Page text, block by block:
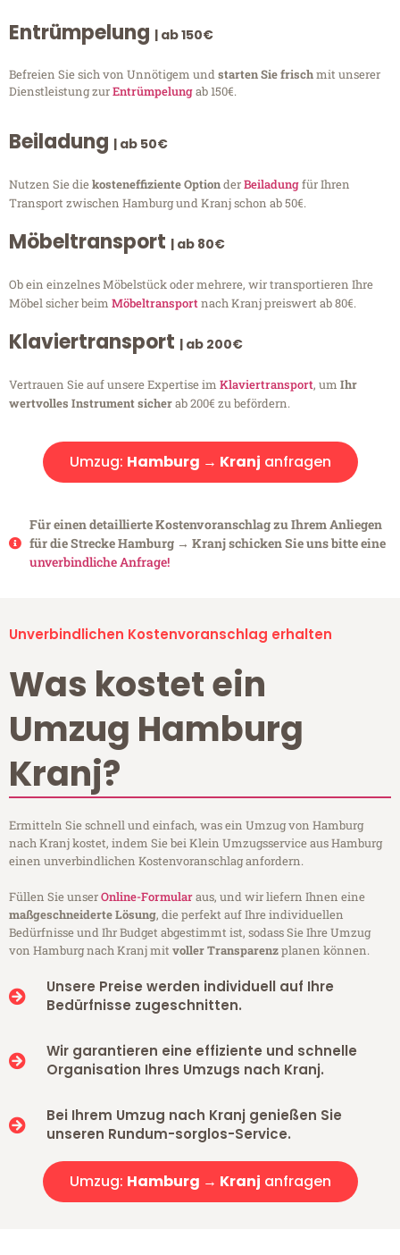
Entrümpelung | ab 150€
Befreien Sie sich von Unnötigem undstarten Sie frischmit unserer
Dienstleistung zurEntrümpelungab 150€.
Beiladung | ab 50€
Nutzen Sie diekosteneffiziente OptionderBeiladungfür Ihren
Transport zwischen Hamburg und Kranj schon ab 50€.
Möbeltransport | ab 80€
Ob ein einzelnes Möbelstück oder mehrere, wir transportieren Ihre
Möbel sicher beim Möbeltransportnach Kranj preiswert ab 80€.
Klaviertransport | ab 200€
Vertrauen Sie auf unsere Expertise im Klaviertransport, um Ihr
wertvolles Instrument sicherab 200€ zu befördern.
Umzug: Hamburg → Kranj anfragen
Für einen detaillierte Kostenvoranschlag zu Ihrem Anliegen
für die Strecke Hamburg → Kranj schicken Sie uns bitte eine
unverbindliche Anfrage!
Unverbindlichen Kostenvoranschlag erhalten
Was kostet ein
Umzug Hamburg
Kranj?
Ermitteln Sie schnell und einfach, was ein Umzug von Hamburg
nach Kranj kostet, indem Sie bei Klein Umzugsservice aus Hamburg
einen unverbindlichen Kostenvoranschlag anfordern.
Füllen Sie unserOnline-Formularaus, und wir liefern Ihnen eine
maßgeschneiderte Lösung, die perfekt auf Ihre individuellen
Bedürfnisse und Ihr Budget abgestimmt ist, sodass Sie Ihre Umzug
von Hamburg nach Kranj mitvoller Transparenzplanen können.
Unsere Preise werden individuell auf Ihre
Bedürfnisse zugeschnitten.
Wir garantieren eine effiziente und schnelle
Organisation Ihres Umzugs nach Kranj.
Bei Ihrem Umzug nach Kranj genießen Sie
unseren Rundum-sorglos-Service.
Umzug: Hamburg → Kranj anfragen